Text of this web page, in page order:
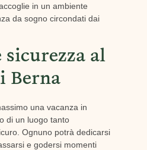
in un ambiente
da sogno circondati dai
sicurezza al
Berna
una vacanza in
di un luogo tanto
Ognuno potrà dedicarsi
e godersi momenti